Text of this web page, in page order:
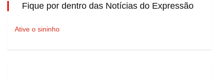
Fique por dentro das Notícias do Expressão
Ative o sininho